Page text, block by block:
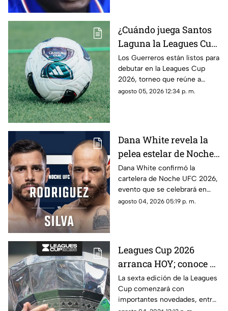
¿Cuándo juega Santos
Laguna la Leagues Cup
2026, a qué hora y
contra quiénes?
Los Guerreros están listos para
debutar en la Leagues Cup
2026, torneo que reúne a
clubes de la Liga MX y la MLS.
agosto 05, 2026 12:34 p. m.
Dana White revela la
pelea estelar de Noche
UFC 2026; conoce la
cartelera completa
Dana White confirmó la
cartelera de Noche UFC 2026,
evento que se celebrará en
septiembre en Glendale,
agosto 04, 2026 05:19 p. m.
Leagues Cup 2026
arranca HOY; conoce el
nuevo formato,
partidos y horarios
La sexta edición de la Leagues
Cup comenzará con
importantes novedades, entre